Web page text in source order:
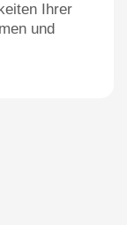
Ihrer
und